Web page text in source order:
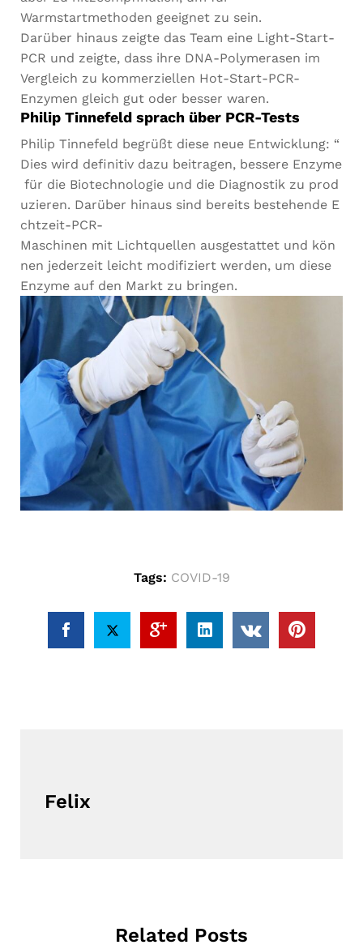
Warmstartmethoden geeignet zu sein.
Darüber hinaus zeigte das Team eine Light-Start-
PCR und zeigte, dass ihre DNA-Polymerasen im
Vergleich zu kommerziellen Hot-Start-PCR-
Enzymen gleich gut oder besser waren.
Philip Tinnefeld sprach über PCR-Tests
Philip Tinnefeld begrüßt diese neue Entwicklung: “
Dies wird definitiv dazu beitragen, bessere Enzyme
für die Biotechnologie und die Diagnostik zu prod
uzieren. Darüber hinaus sind bereits bestehende E
chtzeit-PCR-
Maschinen mit Lichtquellen ausgestattet und kön
nen jederzeit leicht modifiziert werden, um diese
Enzyme auf den Markt zu bringen.
Tags: COVID-19
Felix
Related Posts
Erlebnis
unsere
Website
während
Besuchs
bestmöglich
funktioniert.
Wenn Sie
diese
ablehnen,
gehen
einige
Funktionen
der Website
verloren.
Marketing
Indem Sie
Interessen
und Ihr
Verhalten
während
Ihres Besuchs
auf unserer
Website
personalisierte